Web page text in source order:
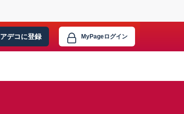
アデコに登録 MyPageログイン